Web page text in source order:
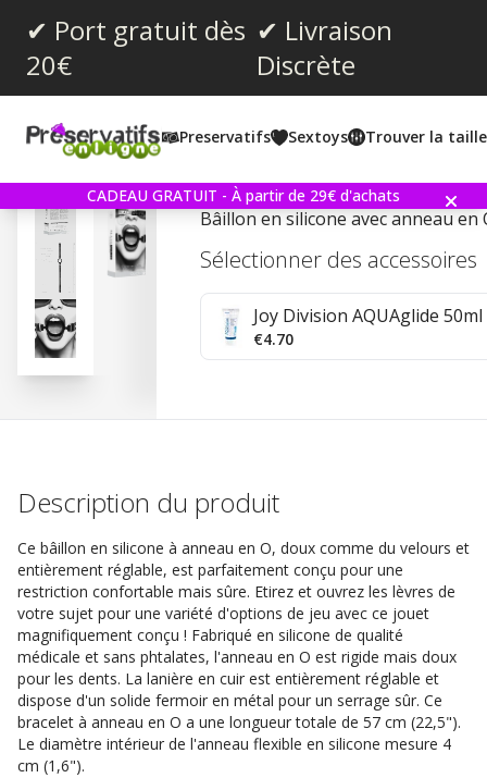
✔ Port gratuit dès
20€
✔ Livraison
Discrète
Preservatifs Sextoys Trouver la
CADEAU GRATUIT - À partir de 29€ d'achats
Commentaires (1)
Silicone Ring Gag
Bâillon en silicone avec anneau en
Sélectionner des accessoires
Joy Division AQUAglide
€4.70
Description du produit
Ce bâillon en silicone à anneau en O, doux comme du velours et
entièrement réglable, est parfaitement conçu pour une
restriction confortable mais sûre. Etirez et ouvrez les lèvres de
votre sujet pour une variété d'options de jeu avec ce jouet
magnifiquement conçu ! Fabriqué en silicone de qualité
médicale et sans phtalates, l'anneau en O est rigide mais doux
pour les dents. La lanière en cuir est entièrement réglable et
dispose d'un solide fermoir en métal pour un serrage sûr. Ce
bracelet à anneau en O a une longueur totale de 57 cm (22,5").
Le diamètre intérieur de l'anneau flexible en silicone mesure 4
cm (1,6").